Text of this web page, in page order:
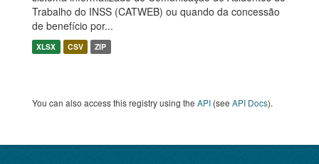
Trabalho do INSS (CATWEB) ou quando da concessão
de benefício por...
XLSX CSV ZIP
You can also access this registry using the API (see API Docs).